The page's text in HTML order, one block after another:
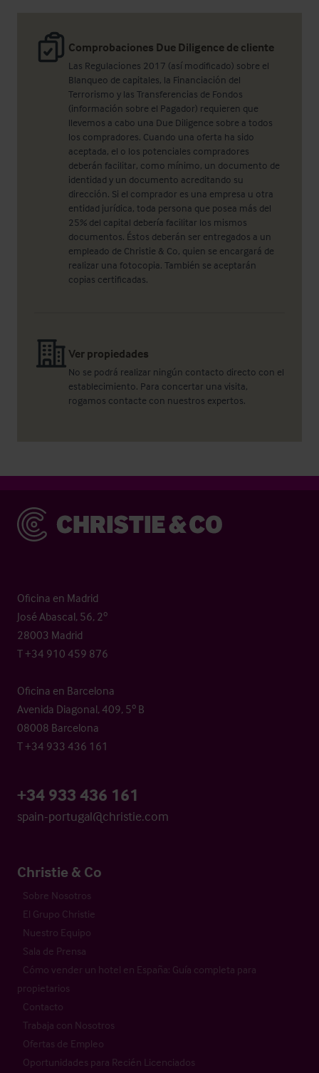
Comprobaciones Due Diligence de cliente
Las Regulaciones 2017 (así modificado) sobre el
Blanqueo de capitales, la Financiación del
Terrorismo y las Transferencias de Fondos
(información sobre el Pagador) requieren que
llevemos a cabo una Due Diligence sobre a todos
los compradores. Cuando una oferta ha sido
aceptada, el o los potenciales compradores
deberán facilitar, como mínimo, un documento de
identidad y un documento acreditando su
dirección. Si el comprador es una empresa u otra
entidad jurídica, toda persona que posea más del
25% del capital debería facilitar los mismos
documentos. Éstos deberán ser entregados a un
empleado de Christie & Co, quien se encargará de
realizar una fotocopia. También se aceptarán
copias certificadas.
Ver propiedades
No se podrá realizar ningún contacto directo con el
establecimiento. Para concertar una visita,
rogamos contacte con nuestros expertos.
Christie & Co
Oficina en Madrid
José Abascal, 56, 2º
28003 Madrid
T +34 910 459 876
Oficina en Barcelona
Avenida Diagonal, 409, 5º B
08008 Barcelona
T +34 933 436 161
+34 933 436 161
spain-portugal@christie.com
Christie & Co
Sobre Nosotros
El Grupo Christie
Nuestro Equipo
Sala de Prensa
Cómo vender un hotel en España: Guía completa para
propietarios
Contacto
Trabaja con Nosotros
Ofertas de Empleo
Oportunidades para Recién Licenciados